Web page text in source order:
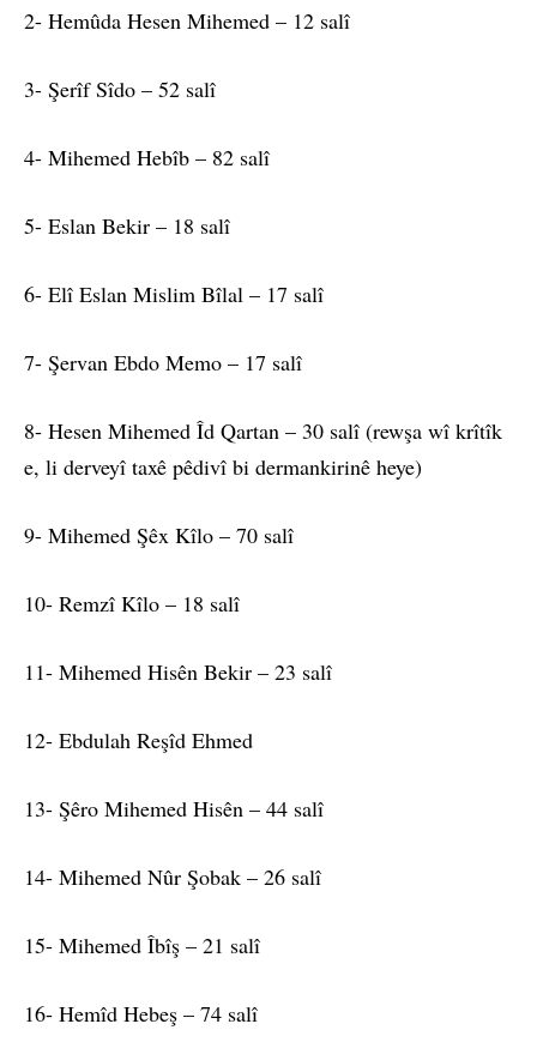
2- Hemûda Hesen Mihemed – 12 salî
3- Şerîf Sîdo – 52 salî
4- Mihemed Hebîb – 82 salî
5- Eslan Bekir – 18 salî
6- Elî Eslan Mislim Bîlal – 17 salî
7- Şervan Ebdo Memo – 17 salî
8- Hesen Mihemed Îd Qartan – 30 salî (rewşa wî krîtîk
e, li derveyî taxê pêdivî bi dermankirinê heye)
9- Mihemed Şêx Kîlo – 70 salî
10- Remzî Kîlo – 18 salî
11- Mihemed Hisên Bekir – 23 salî
12- Ebdulah Reşîd Ehmed
13- Şêro Mihemed Hisên – 44 salî
14- Mihemed Nûr Şobak – 26 salî
15- Mihemed Îbîş – 21 salî
16- Hemîd Hebeş – 74 salî